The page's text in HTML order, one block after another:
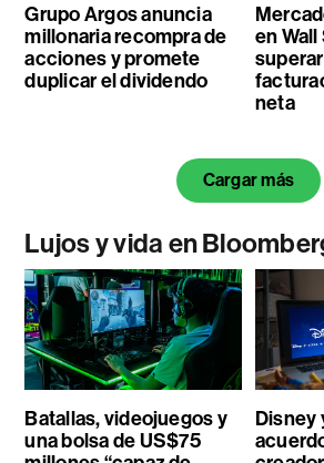
Grupo Argos anuncia
millonaria recompra de
acciones y promete
duplicar el dividendo
en
neta
Cargar más
Lujos y vida en
Batallas, videojuegos y
una bolsa de US$75
Disney